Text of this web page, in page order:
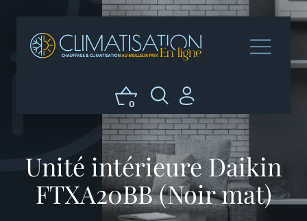
0
Unité intérieure Daikin
FTXA20BB (Noir mat)